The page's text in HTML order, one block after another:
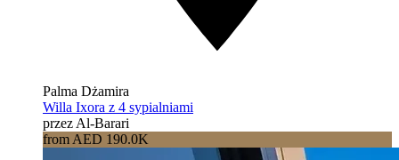
Palma Dżamira
Willa Ixora z 4 sypialniami
przez Al-Barari
from AED 190.0K